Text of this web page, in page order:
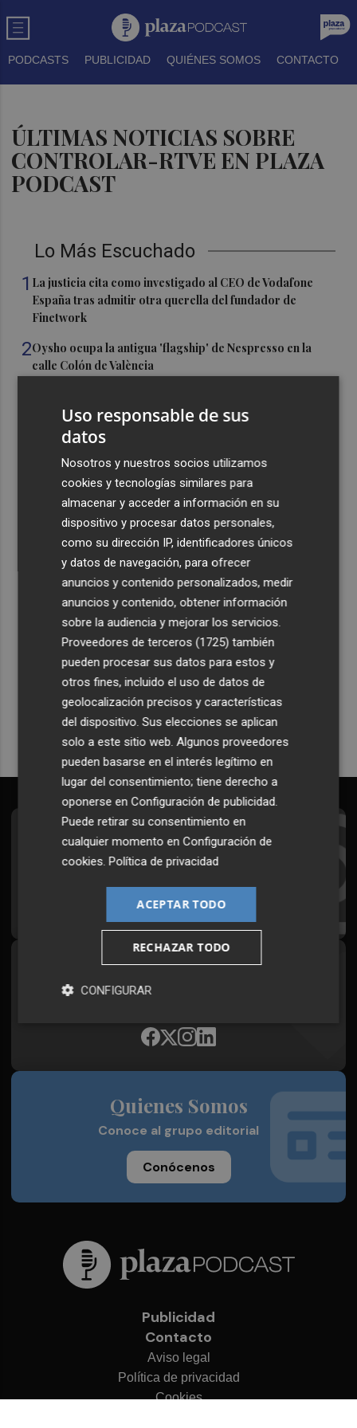
PODCASTS PUBLICIDAD QUIÉNES SOMOS CONTACTO
ÚLTIMAS NOTICIAS SOBRE
CONTROLAR-RTVE EN PLAZA
PODCAST
Lo Más Escuchado
1 La justicia cita como investigado al CEO de Vodafone
España tras admitir otra querella del fundador de
Finetwork
2Oysho ocupa la antigua 'flagship' de Nespresso en la
calle Colón de València
la atención al nacimiento
El proyecto 'Gramola' evalúa estrategias sostenibles
para reducir las alteraciones internas de la granada
mollar de Elche
El talento murciano conquista Cimeria: Dagnino ilustra
'Aguas peligrosas' de Conan el Bárbaro
Recibe toda la actualidad de
Plaza Podcast en tu correo
Quiero suscribirme
Suscríbete al Boletín
Todos los días a primera hora en tu email
¡Quiero suscribirme!
Síguenos en redes
Plaza Podcast, desde cualquier medio
Quienes Somos
Conoce al grupo editorial
Conócenos
Publicidad
Contacto
Aviso legal
Política de privacidad
Cookies
Uso responsable de sus
datos
Nosotros y nuestros socios utilizamos
cookies y tecnologías similares para
almacenar y acceder a información en su
dispositivo y procesar datos personales,
como su dirección IP, identificadores únicos
y datos de navegación, para ofrecer
anuncios y contenido personalizados, medir
anuncios y contenido, obtener información
sobre la audiencia y mejorar los servicios.
Proveedores de terceros (1725) también
pueden procesar sus datos para estos y
otros fines, incluido el uso de datos de
geolocalización precisos y características
del dispositivo. Sus elecciones se aplican
solo a este sitio web. Algunos proveedores
pueden basarse en el interés legítimo en
lugar del consentimiento; tiene derecho a
oponerse enConfiguración de publicidad.
Puede retirar su consentimiento en
cualquier momento enConfiguración de
cookies.Política de privacidad
ACEPTAR TODO
RECHAZAR TODO
CONFIGURAR